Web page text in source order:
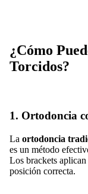
¿Cómo
Torcidos?
1. Ortodoncia
La ortodoncia
es un método
Los brackets
posición correcta.